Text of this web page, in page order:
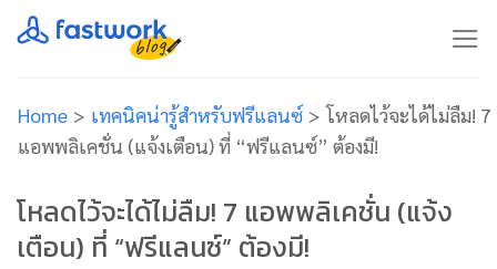
Skip
to
Home > เทคนิคน่ารู้สำหรับฟรีแลนซ์ > โหลดไว้จะได้ไม่ลืม! 7
แอพพลิเคชั่น (แจ้งเตือน) ที่ “ฟรีแลนซ์” ต้องมี!
โหลดไว้จะได้ไม่ลืม! 7 แอพพลิเคชั่น (แจ้ง
เตือน) ที่ “ฟรีแลนซ์” ต้องมี!